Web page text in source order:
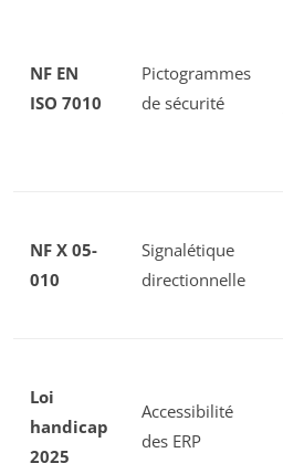
NF EN
ISO 7010
Pictogrammes
de sécurité
NF X 05-
010
Signalétique
directionnelle
Loi
handicap
2025
Accessibilité
des ERP